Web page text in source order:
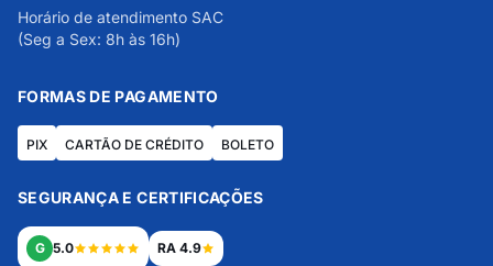
Horário de atendimento SAC
(Seg a Sex: 8h às 16h)
FORMAS DE PAGAMENTO
PIX CARTÃO DE CRÉDITO BOLETO
SEGURANÇA E CERTIFICAÇÕES
G 5.0 RA 4.9